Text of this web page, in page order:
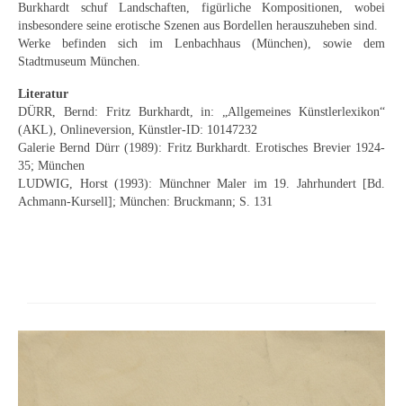
Münchner Künstler
Pfälzer Künstler
Weitere
Expressiver Realismus
Motive
Burkhardt schuf Landschaften, figürliche Kompositionen, wobei
insbesondere seine erotische Szenen aus Bordellen herauszuheben sind.
Werke befinden sich im Lenbachhaus (München), sowie dem
Stadtmuseum München.
Literatur
DÜRR, Bernd: Fritz Burkhardt, in: „Allgemeines Künstlerlexikon“
(AKL), Onlineversion, Künstler-ID: 10147232
Galerie Bernd Dürr (1989): Fritz Burkhardt. Erotisches Brevier 1924-
35; München
LUDWIG, Horst (1993): Münchner Maler im 19. Jahrhundert [Bd.
Achmann-Kursell]; München: Bruckmann; S. 131